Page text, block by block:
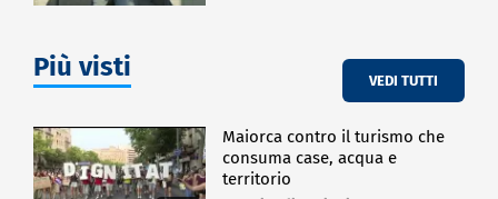
Più visti VEDI TUTTI
Maiorca contro il turismo che
consuma case, acqua e
territorio